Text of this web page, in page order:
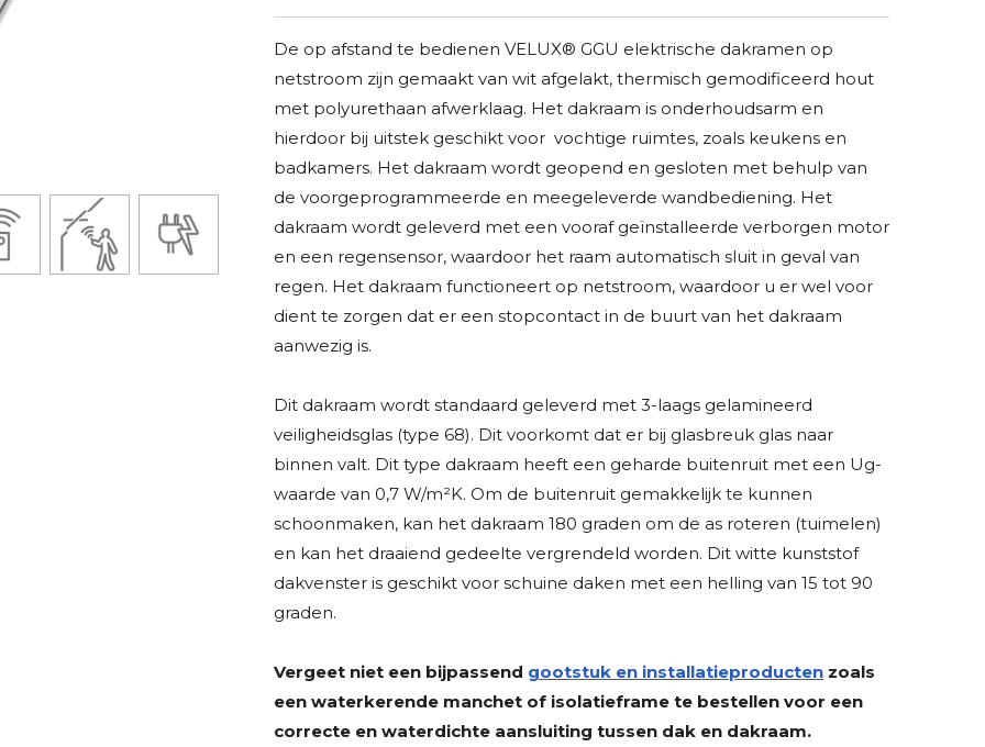
De op afstand te bedienen VELUX® GGU elektrische dakramen op
netstroom zijn gemaakt van wit afgelakt, thermisch gemodificeerd hout
met polyurethaan afwerklaag. Het dakraam is onderhoudsarm en
hierdoor bij uitstek geschikt voor vochtige ruimtes, zoals keukens en
badkamers. Het dakraam wordt geopend en gesloten met behulp van
de voorgeprogrammeerde en meegeleverde wandbediening. Het
dakraam wordt geleverd met een vooraf geïnstalleerde verborgen motor
en een regensensor, waardoor het raam automatisch sluit in geval van
regen. Het dakraam functioneert op netstroom, waardoor u er wel voor
dient te zorgen dat er een stopcontact in de buurt van het dakraam
aanwezig is.
Dit dakraam wordt standaard geleverd met 3-laags gelamineerd
veiligheidsglas (type 68). Dit voorkomt dat er bij glasbreuk glas naar
binnen valt. Dit type dakraam heeft een geharde buitenruit met een Ug-
waarde van 0,7 W/m²K. Om de buitenruit gemakkelijk te kunnen
schoonmaken, kan het dakraam 180 graden om de as roteren (tuimelen)
en kan het draaiend gedeelte vergrendeld worden. Dit witte kunststof
dakvenster is geschikt voor schuine daken met een helling van 15 tot 90
graden.
Vergeet niet een bijpassend gootstuk en installatieproducten zoals
een waterkerende manchet of isolatieframe te bestellen voor een
correcte en waterdichte aansluiting tussen dak en dakraam.